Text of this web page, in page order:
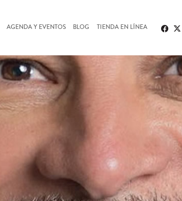
AGENDA Y EVENTOS BLOG TIENDA EN LÍNEA